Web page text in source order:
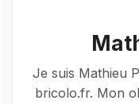
Je suis Mathieu
bricolo.fr. Mon